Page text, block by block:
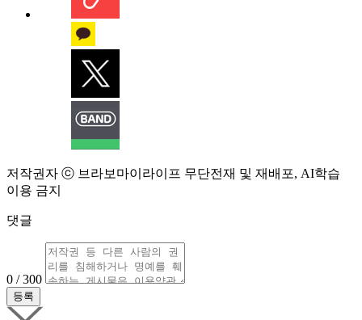
저작권자 ⓒ 브라보마이라이프 무단전재 및 재배포, AI학습
이용 금지
댓글
0 / 300